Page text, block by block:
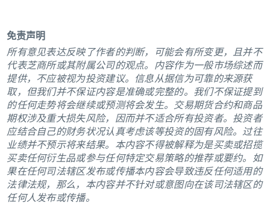
免责声明
所有意见表达反映了作者的判断，可能会有所变更，且并不
代表芝商所或其附属公司的观点。内容作为一般市场综述而
提供，不应被视为投资建议。信息从据信为可靠的来源获
取，但我们并不保证内容是准确或完整的。我们不保证提到
的任何走势将会继续或预测将会发生。交易期货合约和商品
期权涉及重大损失风险，因而并不适合所有投资者。投资者
应结合自己的财务状况认真考虑该等投资的固有风险。过往
业绩并不预示将来结果。本内容不得被解释为是买卖或招揽
买卖任何衍生品或参与任何特定交易策略的推荐或要约。如
果在任何司法辖区发布或传播本内容会导致违反任何适用的
法律法规，那么，本内容并不针对或意图向在该司法辖区的
任何人发布或传播。